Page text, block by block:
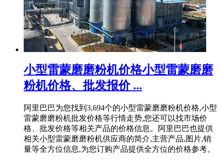
小型雷蒙磨磨粉机价格小型雷蒙磨磨
粉机价格、批发报价 ...
阿里巴巴为您找到3,694个的小型雷蒙磨磨粉机价格,小型
雷蒙磨磨粉机批发价格等行情走势,您还可以找市场价
格、批发价格等相关产品的价格信息。阿里巴巴也提供
相关小型雷蒙磨磨粉机供应商的简介,主营产品,图片,销
量等全方位信息,为您订购产品提供全方位的价格参考。